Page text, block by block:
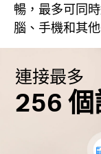
暢，最多可同
腦、手機和其他
連接最多
256 個